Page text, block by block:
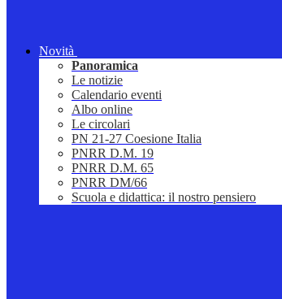
Novità
Panoramica
Le notizie
Calendario eventi
Albo online
Le circolari
PN 21-27 Coesione Italia
PNRR D.M. 19
PNRR D.M. 65
PNRR DM/66
Scuola e didattica: il nostro pensiero